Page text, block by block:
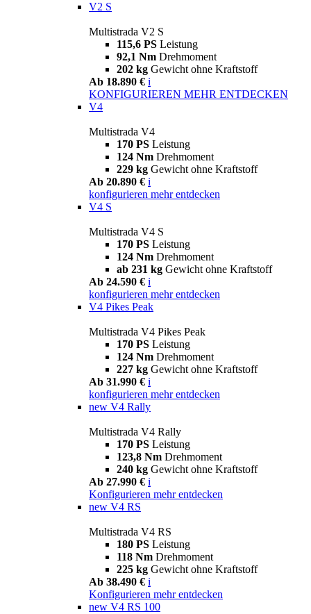
V2 S
Multistrada V2 S
115,6 PS Leistung
92,1 Nm Drehmoment
202 kg Gewicht ohne Kraftstoff
Ab 18.890 € i
KONFIGURIEREN MEHR ENTDECKEN
V4
Multistrada V4
170 PS Leistung
124 Nm Drehmoment
229 kg Gewicht ohne Kraftstoff
Ab 20.890 € i
konfigurieren mehr entdecken
V4 S
Multistrada V4 S
170 PS Leistung
124 Nm Drehmoment
ab 231 kg Gewicht ohne Kraftstoff
Ab 24.590 € i
konfigurieren mehr entdecken
V4 Pikes Peak
Multistrada V4 Pikes Peak
170 PS Leistung
124 Nm Drehmoment
227 kg Gewicht ohne Kraftstoff
Ab 31.990 € i
konfigurieren mehr entdecken
new V4 Rally
Multistrada V4 Rally
170 PS Leistung
123,8 Nm Drehmoment
240 kg Gewicht ohne Kraftstoff
Ab 27.990 € i
Konfigurieren mehr entdecken
new V4 RS
Multistrada V4 RS
180 PS Leistung
118 Nm Drehmoment
225 kg Gewicht ohne Kraftstoff
Ab 38.490 € i
Konfigurieren mehr entdecken
new V4 RS 100